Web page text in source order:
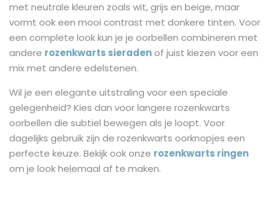
met neutrale kleuren zoals wit, grijs en beige, maar
vormt ook een mooi contrast met donkere tinten. Voor
een complete look kun je je oorbellen combineren met
andere rozenkwarts sieradenof juist kiezen voor een
mix met andere edelstenen.
Wil je een elegante uitstraling voor een speciale
gelegenheid? Kies dan voor langere rozenkwarts
oorbellen die subtiel bewegen als je loopt. Voor
dagelijks gebruik zijn de rozenkwarts oorknopjes een
perfecte keuze. Bekijk ook onze rozenkwarts ringen
om je look helemaal af te maken.